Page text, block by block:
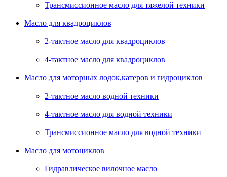
Трансмиссионное масло для тяжелой техники
Масло для квадроциклов
2-тактное масло для квадроциклов
4-тактное масло для квадроциклов
Масло для моторных лодок,катеров и гидроциклов
2-тактное масло водной техники
4-тактное масло для водной техники
Трансмиссионное масло для водной техники
Масло для мотоциклов
Гидравлическое вилочное масло